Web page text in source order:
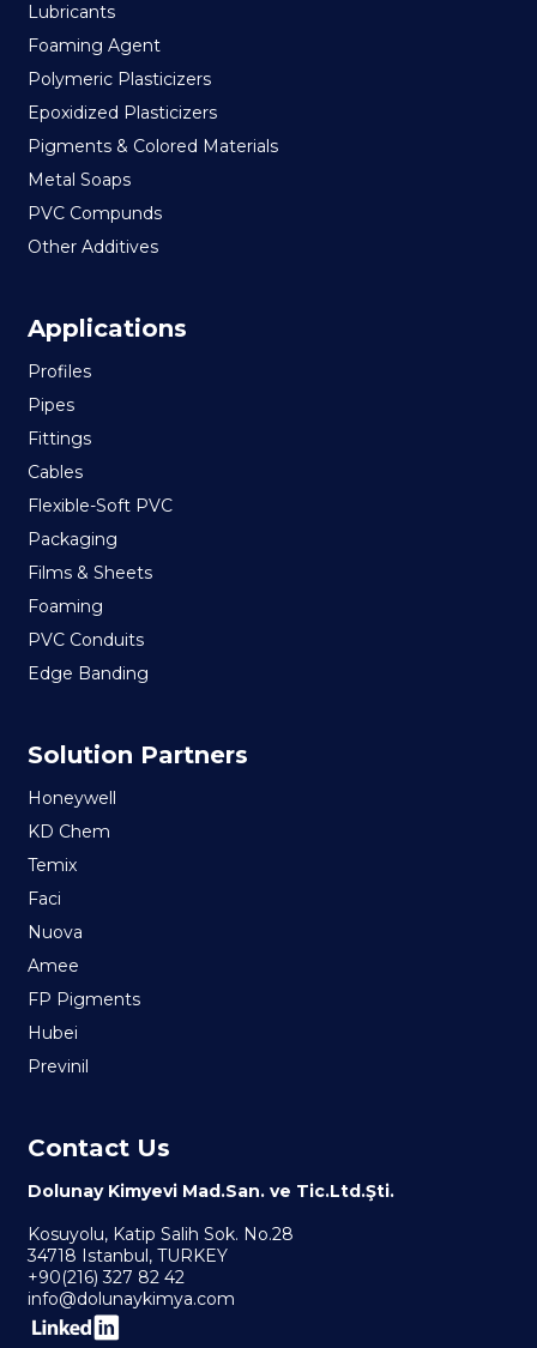
Lubricants
Foaming Agent
Polymeric Plasticizers
Epoxidized Plasticizers
Pigments & Colored Materials
Metal Soaps
PVC Compunds
Other Additives
Applications
Profiles
Pipes
Fittings
Cables
Flexible-Soft PVC
Packaging
Films & Sheets
Foaming
PVC Conduits
Edge Banding
Solution Partners
Honeywell
KD Chem
Temix
Faci
Nuova
Amee
FP Pigments
Hubei
Previnil
Contact Us
Dolunay Kimyevi Mad.San. ve Tic.Ltd.Şti.
Kosuyolu, Katip Salih Sok. No.28
34718 Istanbul, TURKEY
+90(216) 327 82 42
info@dolunaykimya.com